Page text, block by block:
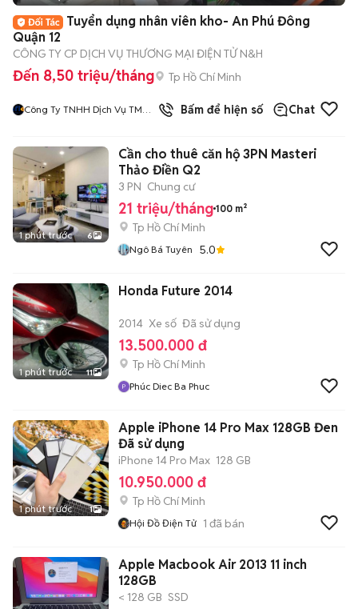
Tuyển dụng nhân viên kho- An Phú Đông
Quận 12
CÔNG TY CP DỊCH VỤ THƯƠNG MẠI ĐIỆN TỬ N&H
Đến 8,50 triệu/tháng Tp Hồ Chí Minh
Công Ty TNHH Dịch Vụ TMĐT
Bấm để hiện số Chat
1 phút trước 6
Cần cho thuê căn hộ 3PN Masteri
Thảo Điền Q2
3 PN Chung cư
21 triệu/tháng 100 m²
Tp Hồ Chí Minh
Ngô Bá Tuyên 5.0
1 phút trước 11
Honda Future 2014
2014 Xe số Đã sử dụng
13.500.000 đ
Tp Hồ Chí Minh
Phúc Diec Ba Phuc
1 phút trước 1
Apple iPhone 14 Pro Max 128GB Đen
Đã sử dụng
iPhone 14 Pro Max 128 GB
10.950.000 đ
Tp Hồ Chí Minh
Hội Đồ Điện Tử 1 đã bán
Apple Macbook Air 2013 11 inch
128GB
< 128 GB SSD